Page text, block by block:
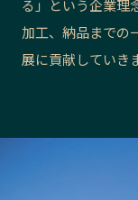
富山エリア
る」という企業理
加工、納品までの
展に貢献していき